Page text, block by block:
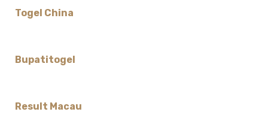
Togel China
Bupatitogel
Result Macau